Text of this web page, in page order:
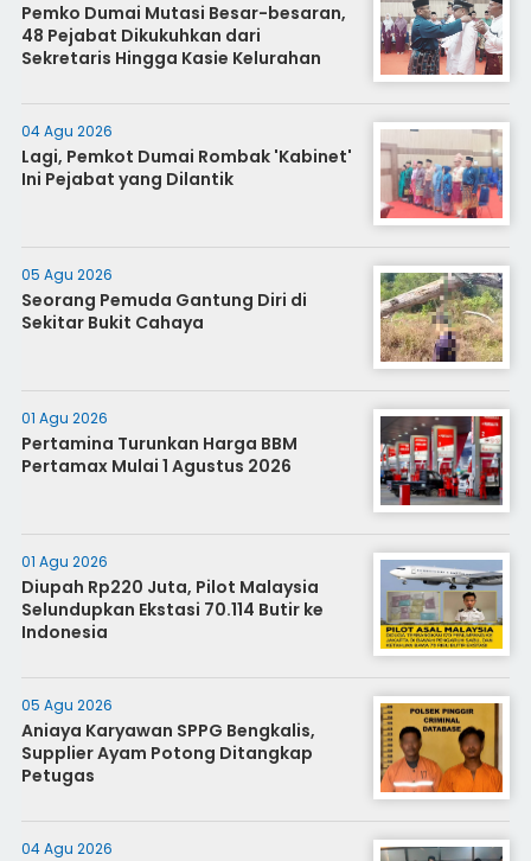
Pemko Dumai Mutasi Besar-besaran,
48 Pejabat Dikukuhkan dari
Sekretaris Hingga Kasie Kelurahan
04 Agu 2026
Lagi, Pemkot Dumai Rombak 'Kabinet'
Ini Pejabat yang Dilantik
05 Agu 2026
Seorang Pemuda Gantung Diri di
Sekitar Bukit Cahaya
01 Agu 2026
Pertamina Turunkan Harga BBM
Pertamax Mulai 1 Agustus 2026
01 Agu 2026
Diupah Rp220 Juta, Pilot Malaysia
Selundupkan Ekstasi 70.114 Butir ke
Indonesia
05 Agu 2026
Aniaya Karyawan SPPG Bengkalis,
Supplier Ayam Potong Ditangkap
Petugas
04 Agu 2026